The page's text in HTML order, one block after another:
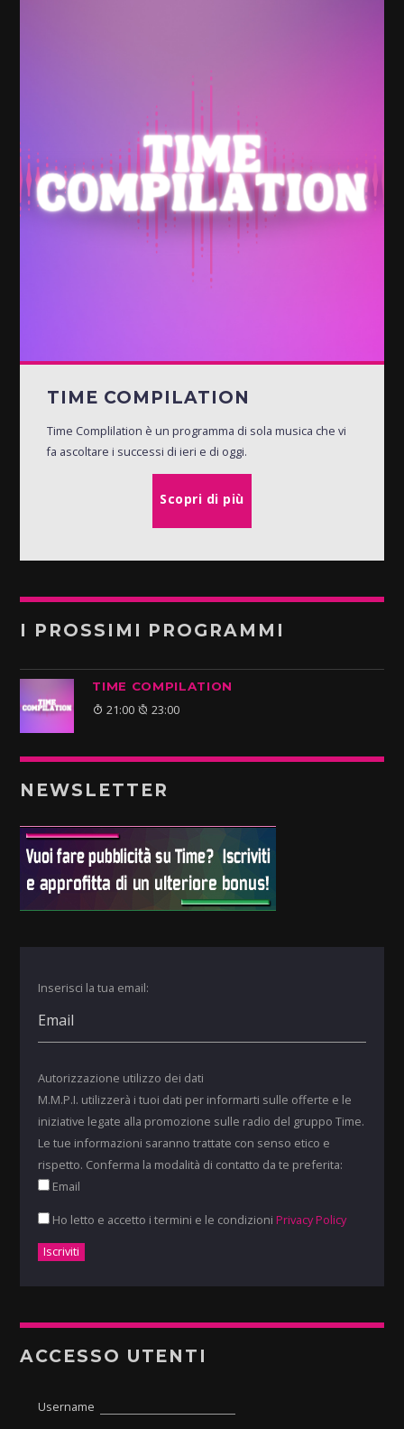
TIME COMPILATION
Time Complilation è un programma di sola musica che vi
fa ascoltare i successi di ieri e di oggi.
Scopri di più
I PROSSIMI PROGRAMMI
TIME COMPILATION
21:00 23:00
NEWSLETTER
Inserisci la tua email:
Autorizzazione utilizzo dei dati
M.M.P.I. utilizzerà i tuoi dati per informarti sulle offerte e le
iniziative legate alla promozione sulle radio del gruppo Time.
Le tue informazioni saranno trattate con senso etico e
rispetto. Conferma la modalità di contatto da te preferita:
Email
Ho letto e accetto i termini e le condizioni Privacy Policy
ACCESSO UTENTI
Username